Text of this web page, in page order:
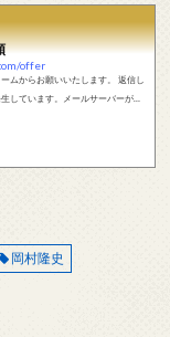
offer
しています。メールサーバーが正
岡村隆史